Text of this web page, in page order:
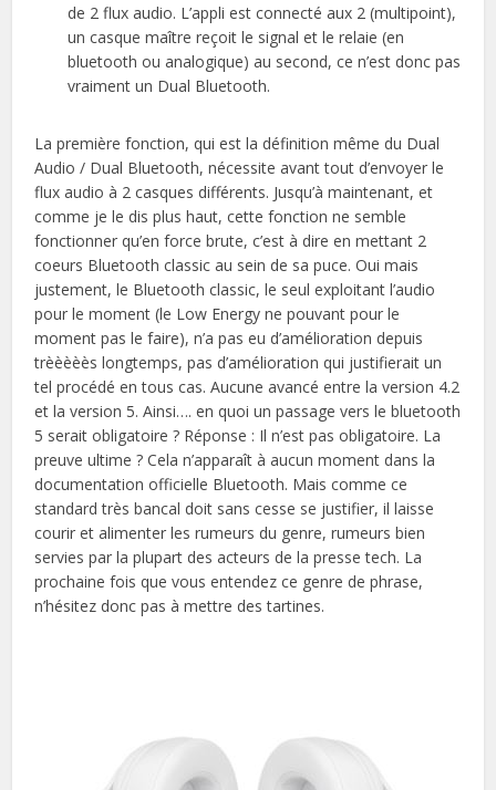
de 2 flux audio. L’appli est connecté aux 2 (multipoint),
un casque maître reçoit le signal et le relaie (en
bluetooth ou analogique) au second, ce n’est donc pas
vraiment un Dual Bluetooth.
La première fonction, qui est la définition même du Dual
Audio / Dual Bluetooth, nécessite avant tout d’envoyer le
flux audio à 2 casques différents. Jusqu’à maintenant, et
comme je le dis plus haut, cette fonction ne semble
fonctionner qu’en force brute, c’est à dire en mettant 2
coeurs Bluetooth classic au sein de sa puce. Oui mais
justement, le Bluetooth classic, le seul exploitant l’audio
pour le moment (le Low Energy ne pouvant pour le
moment pas le faire), n’a pas eu d’amélioration depuis
trèèèèès longtemps, pas d’amélioration qui justifierait un
tel procédé en tous cas. Aucune avancé entre la version 4.2
et la version 5. Ainsi…. en quoi un passage vers le bluetooth
5 serait obligatoire ? Réponse : Il n’est pas obligatoire. La
preuve ultime ? Cela n’apparaît à aucun moment dans la
documentation officielle Bluetooth. Mais comme ce
standard très bancal doit sans cesse se justifier, il laisse
courir et alimenter les rumeurs du genre, rumeurs bien
servies par la plupart des acteurs de la presse tech. La
prochaine fois que vous entendez ce genre de phrase,
n’hésitez donc pas à mettre des tartines.